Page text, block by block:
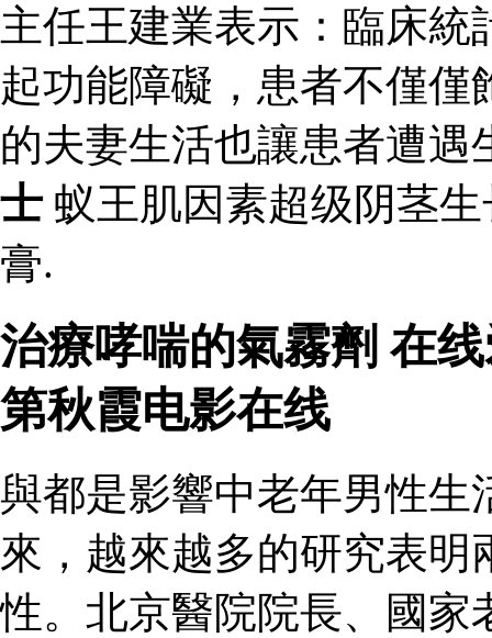
主任王建業表示：臨床
起功能障礙，患者不僅
的夫妻生活也讓患者遭
士 蚁王肌因素超级阴茎
膏.
治療哮喘的氣霧劑 在
第秋霞电影在线
與都是影響中老年男性生
來，越來越多的研究表
性。北京醫院院長、國家